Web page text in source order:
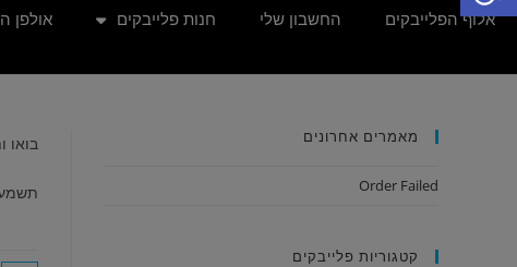
אלוף הפלייבקים החשבון שלי חנות פלייבקים אולפן
בואו מאמרים אחרונים
Order Failed
קטגוריות פלייבקים